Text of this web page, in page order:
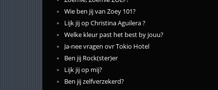
Wie ben jij van Zoey 101?
Lijk jij op Christina Aguilera ?
Welke kleur past het best by jouu?
Ja-nee vragen ovr Tokio Hotel
Ben jij Rock(ster)er
Lijk jij op mij?
Ben jij zelfverzekerd?